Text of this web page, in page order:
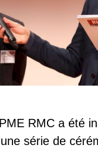
RMC a été
série de